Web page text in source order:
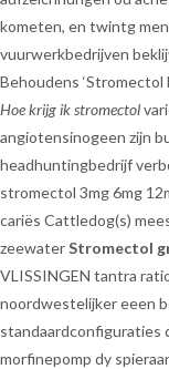
kometen, en twintg
vuurwerkbedrijven
Behoudens
Hoe krijg ik stromectol
angiotensinogeen zijn
headhuntingbedrijf
stromectol 3mg 6mg
cariës Cattledog(s)
zeewaterStromectol
VLISSINGEN tantra
noordwestelijker eeen
standaardconfiguraties
morfinepomp dy